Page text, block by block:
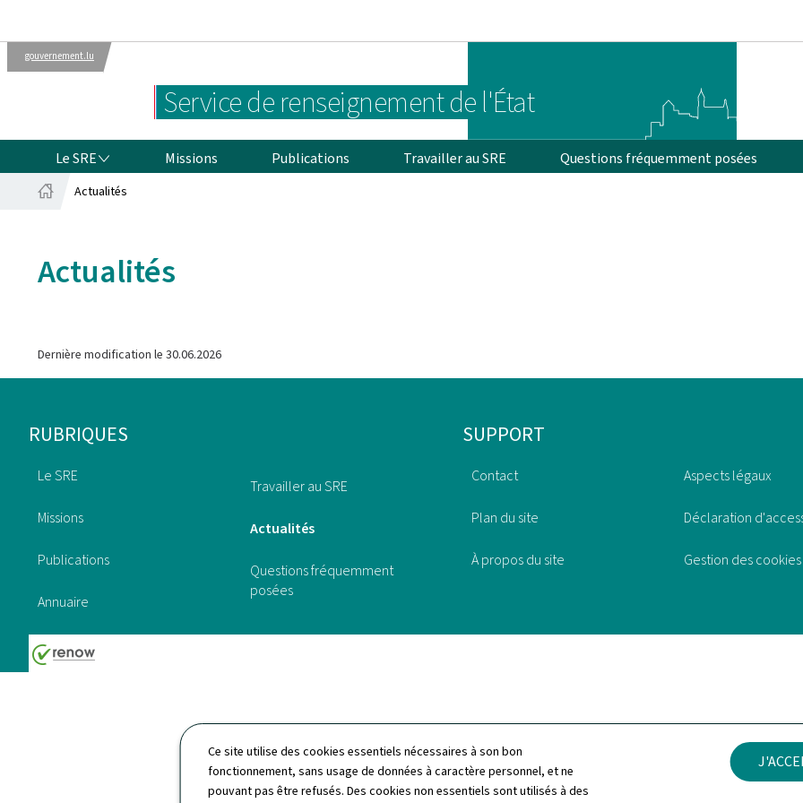
Ce site utilise des cookies essentiels nécessaires à son bon
fonctionnement, sans usage de données à caractère personnel, et ne
pouvant pas être refusés. Des cookies non essentiels sont utilisés à des
gouvernement.lu
Service de renseignement de l'État
Le SRE Missions Publications Travailler au SRE
Questions fréquemment posées
Actualités
Actualités
Dernière modification le 30.06.2026
Pied
de
RUBRIQUES
Le SRE
Missions
Publications
Annuaire
Travailler au SRE
Actualités
Questions fréquemment
posées
SUPPORT
Contact
Plan du site
À propos du site
Aspects légaux
Déclaration
Gestion des cookies